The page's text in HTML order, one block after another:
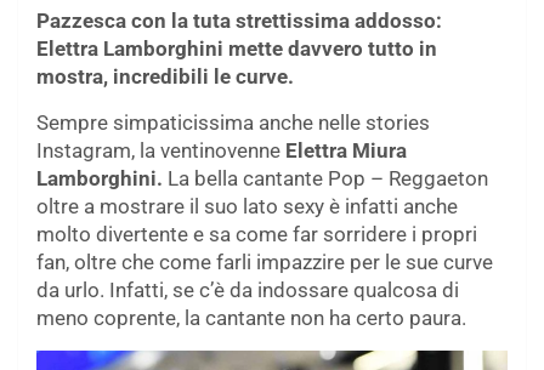
Pazzesca con la tuta strettissima addosso:
Elettra Lamborghini mette davvero tutto in
mostra, incredibili le curve.
Sempre simpaticissima anche nelle stories
Instagram, la ventinovenne Elettra Miura
Lamborghini. La bella cantante Pop – Reggaeton
oltre a mostrare il suo lato sexy è infatti anche
molto divertente e sa come far sorridere i propri
fan, oltre che come farli impazzire per le sue curve
da urlo. Infatti, se c’è da indossare qualcosa di
meno coprente, la cantante non ha certo paura.